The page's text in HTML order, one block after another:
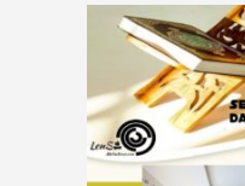
Fitri
Mengikuti
Rukyat
Global